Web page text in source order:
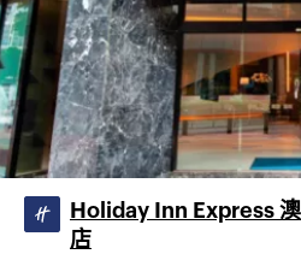
Holiday Inn Express
店